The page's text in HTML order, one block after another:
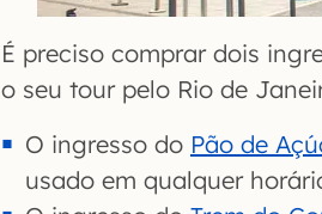
É preciso comprar dois
o seu tour pelo Rio de
O ingresso do Pão de
usado em qualquer